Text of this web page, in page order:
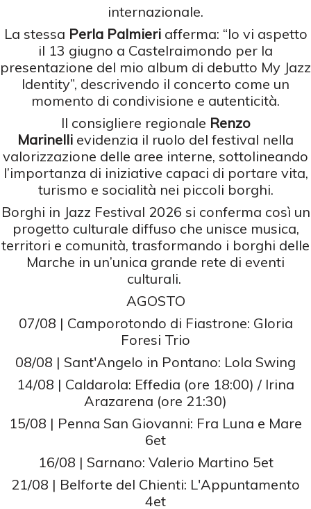
internazionale.
La stessa Perla Palmieriafferma: “Io vi aspetto
il 13 giugno a Castelraimondo per la
presentazione del mio album di debutto My Jazz
Identity”, descrivendo il concerto come un
momento di condivisione e autenticità.
Il consigliere regionale Renzo
Marinelli evidenzia il ruolo del festival nella
valorizzazione delle aree interne, sottolineando
l’importanza di iniziative capaci di portare vita,
turismo e socialità nei piccoli borghi.
Borghi in Jazz Festival 2026 si conferma così un
progetto culturale diffuso che unisce musica,
territori e comunità, trasformando i borghi delle
Marche in un’unica grande rete di eventi
culturali.
AGOSTO
07/08 | Camporotondo di Fiastrone: Gloria
Foresi Trio
08/08 | Sant'Angelo in Pontano: Lola Swing
14/08 | Caldarola: Effedia (ore 18:00) / Irina
Arazarena (ore 21:30)
15/08 | Penna San Giovanni: Fra Luna e Mare
6et
16/08 | Sarnano: Valerio Martino 5et
21/08 | Belforte del Chienti: L'Appuntamento
4et